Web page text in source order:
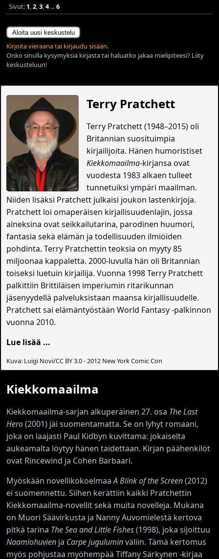
Sivut: 1,2,3,4...6
Aloita uusi keskustelu
Kirjoita vieraana tai kirjaudu sisään.
Onko sinulla kysymyksiä kirjasta tai haluatko jakaa mielipiteesi? Liity
keskusteluun!
Terry Pratchett
Terry Pratchett (1948–2015) oli
Britannian suosituimpia
kirjailijoita. Hänen humoristiset
Kiekkomaailma-kirjansa ovat
vuodesta 1983 alkaen tulleet
tunnetuiksi ympäri maailman.
Niiden lisäksi Pratchett julkaisi joukon lastenkirjoja.
Pratchett loi omaperäisen kirjallisuudenlajin, jossa
aineksina ovat seikkailutarina, parodinen huumori,
fantasia sekä elämän ja todellisuuden ilmiöiden
pohdinta. Terry Pratchettin teoksia on myyty 85
miljoonaa kappaletta. 2000-luvulla hän oli Britannian
toiseksi luetuin kirjailija. Vuonna 1998 Terry Pratchett
palkittiin Brittiläisen imperiumin ritarikunnan
jäsenyydellä palveluksistaan maansa kirjallisuudelle.
Pratchett sai elämäntyöstään World Fantasy -palkinnon
vuonna 2010.
Lue lisää ...
Kuva: Luigi Novi/CC BY 3.0 - 2012 New York Comic Con
Kiekkomaailma
Kiekkomaailma-sarjan alkuperäinen 27. osa The Last
Hero(2001) jäi suomentamatta. Se on lyhyt romaani,
joka on laajasti Paul Kidbyn kuvittama: jokaiselta
aukeamalta löytyy hänen taidettaan. Kirjan päähenkilöt
ovat Rincewind ja Cohen Barbaari.
Myöskään novellikokoelmaaA Blink of the Screen(2012)
ei suomennettu. Siihen kerättiin kaikki Pratchettin
Kiekkomaailma-novellit sekä muita novelleja. Mukana
on Muori Säävirkusta ja Nanny Auvomielestä kertova
pitkä tarina The Sea and Little Fishes(1998), joka sijoittuu
Naamiohuvien ja Carpe juguluminväliin. Tämä kertomus
myös pohjustaa myöhempää Tiffany Särkynen -kirjaa